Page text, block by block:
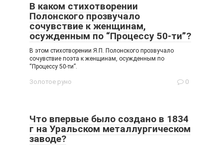
В каком стихотворении
Полонского прозвучало
сочувствие к женщинам,
осужденным по “Процессу 50-ти”?
В этом стихотворении Я.П. Полонского прозвучало
сочувствие поэта к женщинам, осужденным по
“Процессу 50-ти”.
Золотое руно 0
Что впервые было создано в 1834
г на Уральском металлургическом
заводе?